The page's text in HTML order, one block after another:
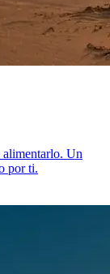
alimentarlo. Un
por ti.